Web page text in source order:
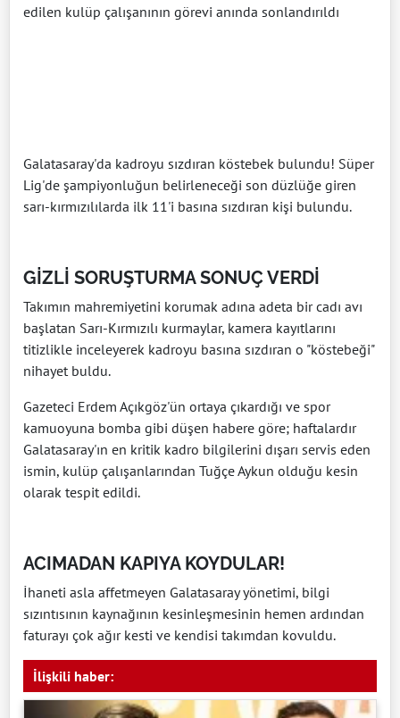
edilen kulüp çalışanının görevi anında sonlandırıldı
Galatasaray'da kadroyu sızdıran köstebek bulundu! Süper
Lig'de şampiyonluğun belirleneceği son düzlüğe giren
sarı-kırmızılılarda ilk 11'i basına sızdıran kişi bulundu.
GİZLİ SORUŞTURMA SONUÇ VERDİ
Takımın mahremiyetini korumak adına adeta bir cadı avı
başlatan Sarı-Kırmızılı kurmaylar, kamera kayıtlarını
titizlikle inceleyerek kadroyu basına sızdıran o "köstebeği"
nihayet buldu.
Gazeteci Erdem Açıkgöz'ün ortaya çıkardığı ve spor
kamuoyuna bomba gibi düşen habere göre; haftalardır
Galatasaray'ın en kritik kadro bilgilerini dışarı servis eden
ismin, kulüp çalışanlarından Tuğçe Aykun olduğu kesin
olarak tespit edildi.
ACIMADAN KAPIYA KOYDULAR!
İhaneti asla affetmeyen Galatasaray yönetimi, bilgi
sızıntısının kaynağının kesinleşmesinin hemen ardından
faturayı çok ağır kesti ve kendisi takımdan kovuldu.
İlişkili haber: